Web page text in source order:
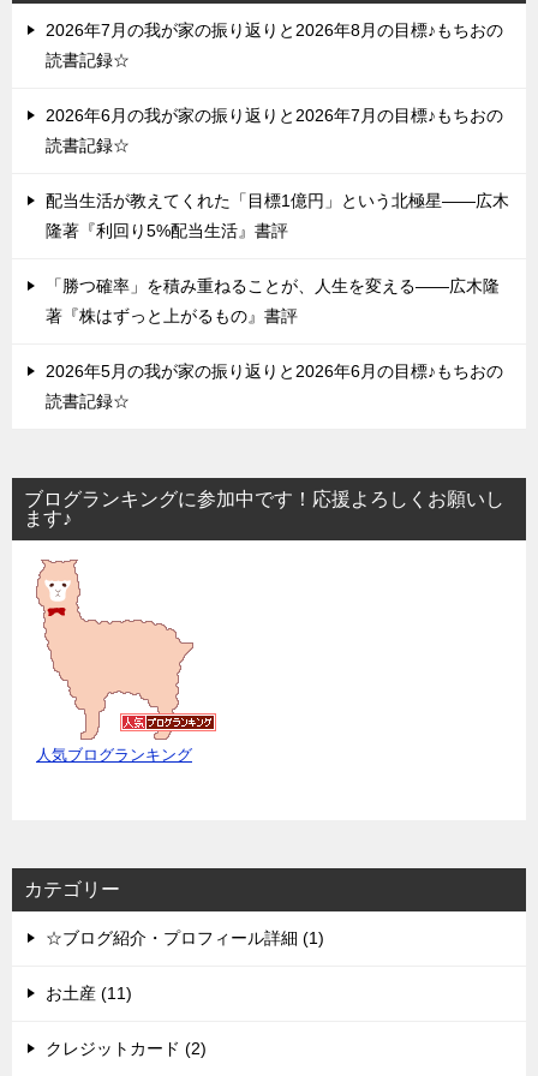
2026年7月の我が家の振り返りと2026年8月の目標♪もちおの
読書記録☆
2026年6月の我が家の振り返りと2026年7月の目標♪もちおの
読書記録☆
配当生活が教えてくれた「目標1億円」という北極星——広木
隆著『利回り5%配当生活』書評
「勝つ確率」を積み重ねることが、人生を変える——広木隆
著『株はずっと上がるもの』書評
2026年5月の我が家の振り返りと2026年6月の目標♪もちおの
読書記録☆
ブログランキングに参加中です！応援よろしくお願いし
ます♪
人気ブログランキング
カテゴリー
☆ブログ紹介・プロフィール詳細 (1)
お土産 (11)
クレジットカード (2)